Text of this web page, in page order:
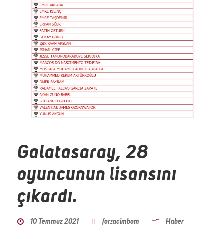
Galatasaray, 28
oyuncunun lisansını
çıkardı.
10 Temmuz 2021 forzacimbom Haber